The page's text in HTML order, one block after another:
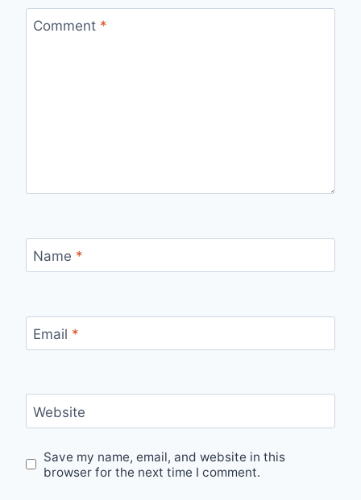
Comment *
Name *
Email *
Website
Save my name, email, and website in this
browser for the next time I comment.